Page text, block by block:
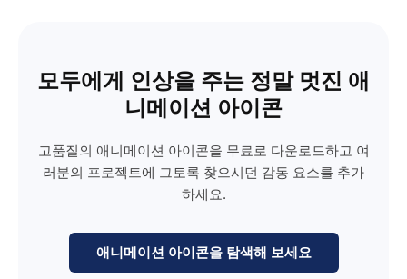
모두에게 인상을 주는 정말 멋진 애
니메이션 아이콘
고품질의 애니메이션 아이콘을 무료로 다운로드하고 여
러분의 프로젝트에 그토록 찾으시던 감동 요소를 추가
하세요.
애니메이션 아이콘을 탐색해 보세요